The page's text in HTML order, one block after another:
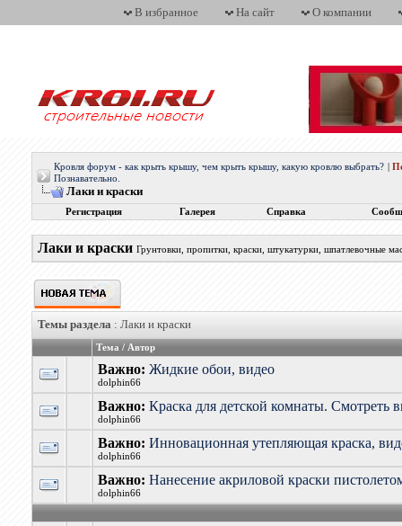
В избранное На сайт О компании
Кровля форум - как крыть крышу, чем крыть крышу, какую кровлю выбрать?
Познавательно.
Лаки и краски
Регистрация Галерея Справка
Лаки и краски Грунтовки, пропитки, краски, штукатурки, шпатлевочные
Темы раздела: Лаки и краски
Тема / Автор
Важно: Жидкие обои, видео
dolphin66
Важно: Краска для детской комнаты. Смотреть
dolphin66
Важно: Инновационная утепляющая краска,
dolphin66
Важно: Нанесение акриловой краски
dolphin66